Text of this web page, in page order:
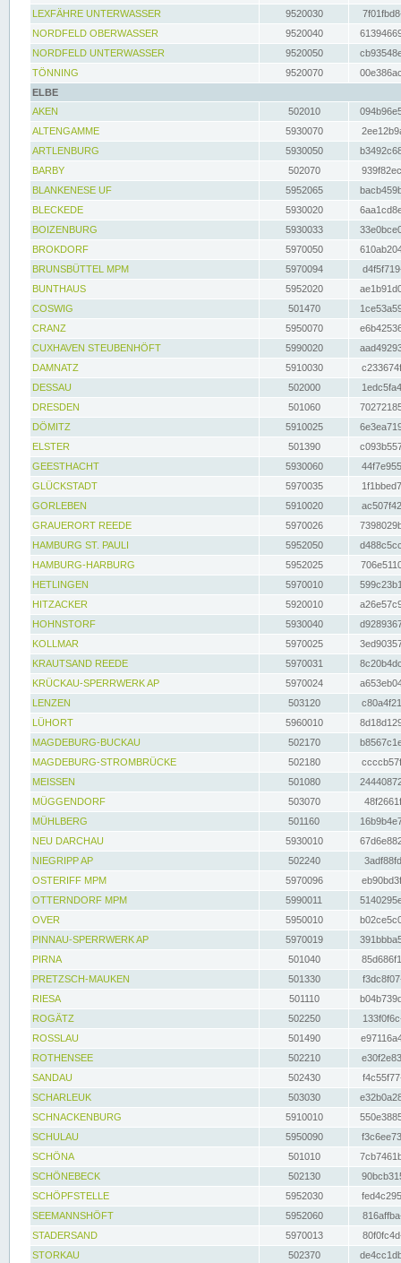
LEXFÄHRE UNTERWASSER
9520030
NORDFELD OBERWASSER
9520040
NORDFELD UNTERWASSER
9520050
TÖNNING
9520070
ELBE
AKEN
502010
ALTENGAMME
5930070
ARTLENBURG
5930050
BARBY
502070
BLANKENESE UF
5952065
BLECKEDE
5930020
BOIZENBURG
5930033
BROKDORF
5970050
BRUNSBÜTTEL MPM
5970094
BUNTHAUS
5952020
COSWIG
501470
CRANZ
5950070
CUXHAVEN STEUBENHÖFT
5990020
DAMNATZ
5910030
DESSAU
502000
DRESDEN
501060
DÖMITZ
5910025
ELSTER
501390
GEESTHACHT
5930060
GLÜCKSTADT
5970035
GORLEBEN
5910020
GRAUERORT REEDE
5970026
HAMBURG ST. PAULI
5952050
HAMBURG-HARBURG
5952025
HETLINGEN
5970010
HITZACKER
5920010
HOHNSTORF
5930040
KOLLMAR
5970025
KRAUTSAND REEDE
5970031
KRÜCKAU-SPERRWERK AP
5970024
LENZEN
503120
LÜHORT
5960010
MAGDEBURG-BUCKAU
502170
MAGDEBURG-STROMBRÜCKE
502180
MEISSEN
501080
MÜGGENDORF
503070
MÜHLBERG
501160
NEU DARCHAU
5930010
NIEGRIPP AP
502240
OSTERIFF MPM
5970096
OTTERNDORF MPM
5990011
OVER
5950010
PINNAU-SPERRWERK AP
5970019
PIRNA
501040
PRETZSCH-MAUKEN
501330
RIESA
501110
ROGÄTZ
502250
ROSSLAU
501490
ROTHENSEE
502210
SANDAU
502430
SCHARLEUK
503030
SCHNACKENBURG
5910010
SCHULAU
5950090
SCHÖNA
501010
SCHÖNEBECK
502130
SCHÖPFSTELLE
5952030
SEEMANNSHÖFT
5952060
STADERSAND
5970013
STORKAU
502370